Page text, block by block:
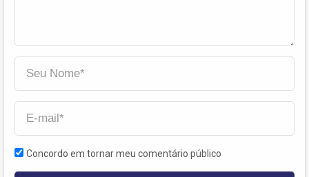
Concordo em tornar meu comentário público